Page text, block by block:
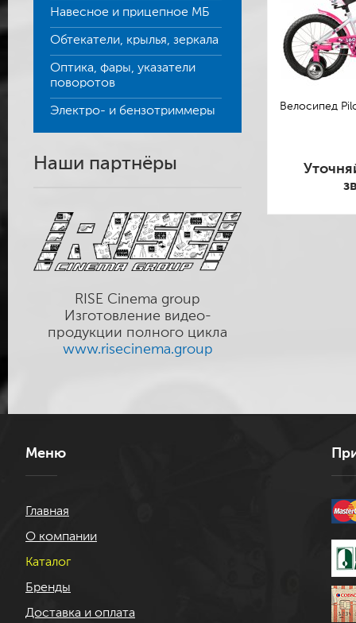
Навесное и прицепное МБ
Обтекатели, крылья, зеркала
Оптика, фары, указатели
поворотов
Электро- и бензотриммеры
Наши партнёры
RISE Cinema group
Изготовление видео-
продукции полного цикла
www.risecinema.group
Велосипед
Меню
Главная
О компании
Каталог
Бренды
Доставка и оплата